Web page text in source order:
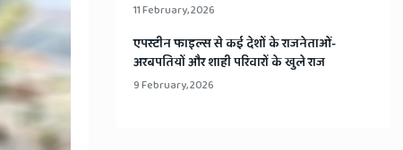
11 February, 2026
​एपस्टीन फाइल्स से कई देशों के राजनेताओं-
अरबपतियों और शाही परिवारों के खुले राज
9 February, 2026